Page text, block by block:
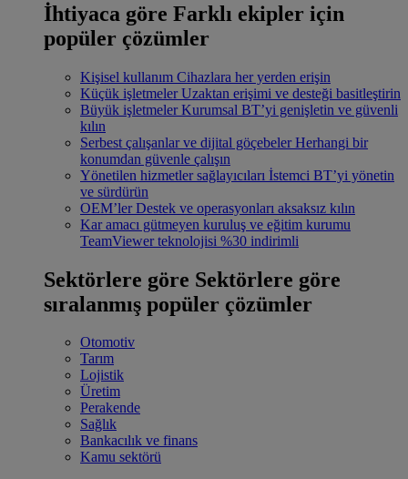
İhtiyaca göre Farklı ekipler için
popüler çözümler
Kişisel kullanım Cihazlara her yerden erişin
Küçük işletmeler Uzaktan erişimi ve desteği basitleştirin
Büyük işletmeler Kurumsal BT’yi genişletin ve güvenli
kılın
Serbest çalışanlar ve dijital göçebeler Herhangi bir
konumdan güvenle çalışın
Yönetilen hizmetler sağlayıcıları İstemci BT’yi yönetin
ve sürdürün
OEM’ler Destek ve operasyonları aksaksız kılın
Kar amacı gütmeyen kuruluş ve eğitim kurumu
TeamViewer teknolojisi %30 indirimli
Sektörlere göre Sektörlere göre
sıralanmış popüler çözümler
Otomotiv
Tarım
Lojistik
Üretim
Perakende
Sağlık
Bankacılık ve finans
Kamu sektörü